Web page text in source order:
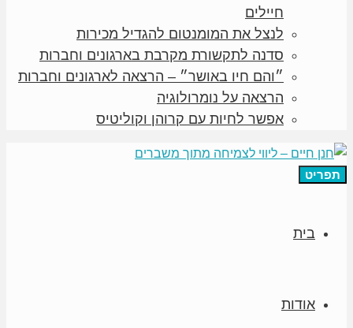
חיילים
לנצל את המומנטום להגדיל מכירות
סדנה לתקשורת מקרבת בארגונים וחברות
״והם חיו באושר״ – הרצאה לארגונים וחברות
הרצאה על נומרולוגיה
אפשר לחיות עם קרוהן וקוליטיס
תפריט
בית
אודות